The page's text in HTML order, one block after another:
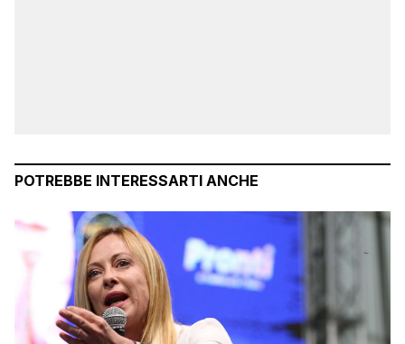
POTREBBE INTERESSARTI ANCHE